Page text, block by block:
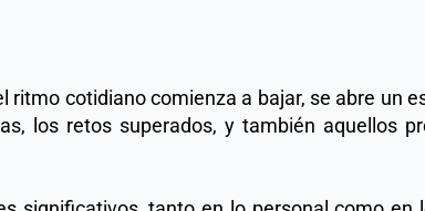
ritmo cotidiano comienza a bajar, se abre un
los retos superados, y también aquellos